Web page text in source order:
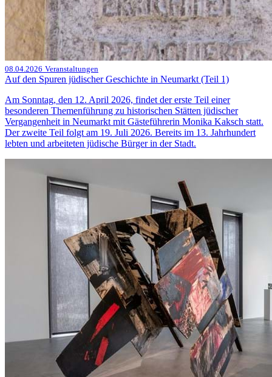
08.04.2026 Veranstaltungen
Auf den Spuren jüdischer Geschichte in Neumarkt (Teil 1)
Am Sonntag, den 12. April 2026, findet der erste Teil einer
besonderen Themenführung zu historischen Stätten jüdischer
Vergangenheit in Neumarkt mit Gästeführerin Monika Kaksch statt.
Der zweite Teil folgt am 19. Juli 2026. Bereits im 13. Jahrhundert
lebten und arbeiteten jüdische Bürger in der Stadt.